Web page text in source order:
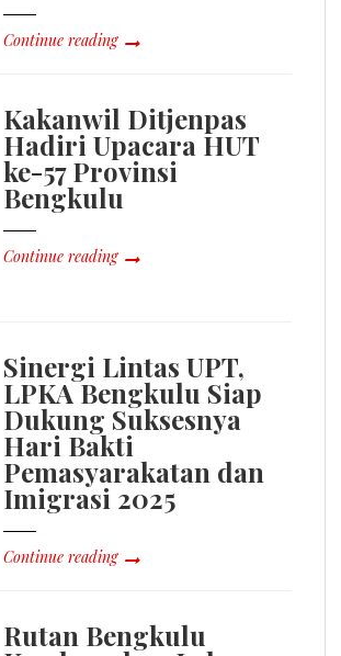
Continue reading
Kakanwil Ditjenpas
Hadiri Upacara HUT
ke-57 Provinsi
Bengkulu
Continue reading
Sinergi Lintas UPT,
LPKA Bengkulu Siap
Dukung Suksesnya
Hari Bakti
Pemasyarakatan dan
Imigrasi 2025
Continue reading
Rutan Bengkulu